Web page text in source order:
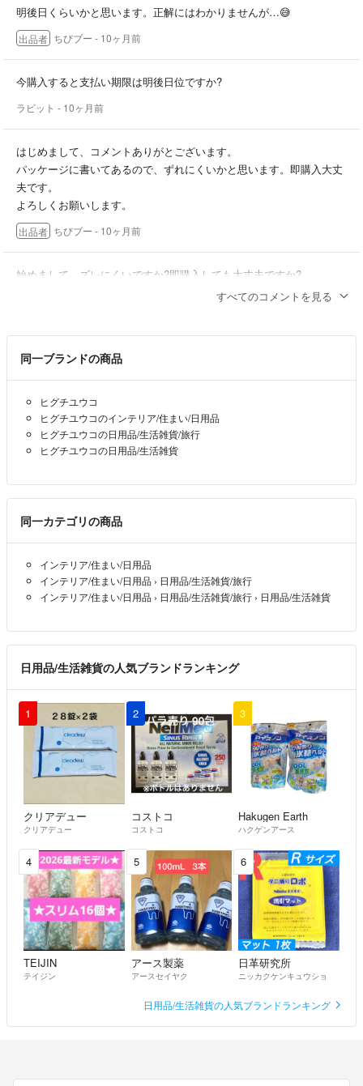
専用ページ設置の際は商品のお値段と送料をプラスしたお値段から手数
料をプラスさせて頂きます。
当方に商品代金と送料分の利益があるように計算させて頂きますのでご
理解ください。
複数コメントがあった場合、条件の良い方にお譲りいたします。他で譲
り先が決まるとページが削除される場合があります。ご容赦下さい。
宜しくお願い致します。
明後日くらいかと思います。正解にはわかりませんが…😅
出品者 ちびブー - 10ヶ月前
今購入すると支払い期限は明後日位ですか?
ラビット - 10ヶ月前
はじめまして、コメントありがとございます。
パッケージに書いてあるので、ずれにくいかと思います。即購入大丈
夫です。
よろしくお願いします。
出品者 ちびブー - 10ヶ月前
始めまして。ズレにくいですか?即購入しても大丈夫ですか?
すべてのコメントを見る
同一ブランドの商品
ヒグチユウコ
ヒグチユウコのインテリア/住まい/日用品
ヒグチユウコの日用品/生活雑貨/旅行
ヒグチユウコの日用品/生活雑貨
同一カテゴリの商品
インテリア/住まい/日用品
インテリア/住まい/日用品 › 日用品/生活雑貨/旅行
インテリア/住まい/日用品 › 日用品/生活雑貨/旅行 › 日用品/生活雑貨
日用品/生活雑貨の人気ブランドランキング
1
クリアデュー
クリアデュー
2
コストコ
コストコ
3
Hakugen Earth
ハクゲンアース
4
TEIJIN
テイジン
5
アース製薬
アースセイヤク
6
日革研究所
ニッカクケンキュウショ
日用品/生活雑貨の人気ブランドランキング